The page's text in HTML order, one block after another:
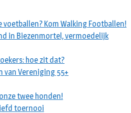
voetballen? Kom Walking Footballen!
in Biezenmortel, vermoedelijk
hoe zit dat?
van Vereniging 55+
twee honden!
toernooi